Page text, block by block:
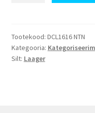
Tootekood: DCL1616 NTN
Kategooria:
Silt: Laager